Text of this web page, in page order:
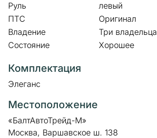
Руль
левый
ПТС
Оригинал
Владение
Три владельца
Состояние
Хорошее
Комплектация
Элеганс
Местоположение
«БалтАвтоТрейд-М»
Москва, Варшавское ш. 138